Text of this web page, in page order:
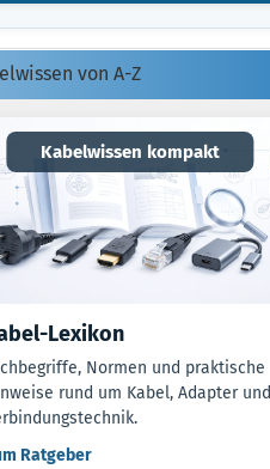
von A-Z
Kabelwissen kompakt
Lexikon
Normen und praktische
rund um Kabel, Adapter und
Ratgeber